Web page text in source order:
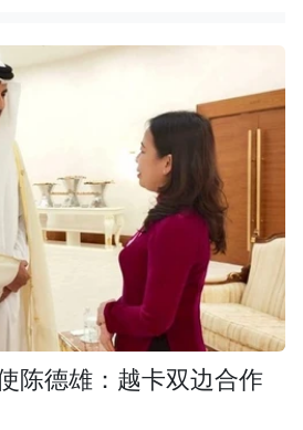
陈德雄：越卡双边合作